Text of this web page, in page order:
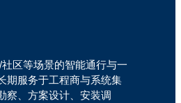
区等场景的智能通行与一
期服务于工程商与系统集
察、方案设计、安装调